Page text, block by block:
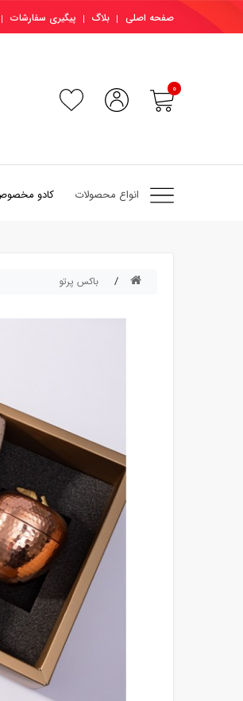
صفحه اصلی بلاگ پیگیری سفارشات
0
انواع محصولات کادو
باکس پرتو